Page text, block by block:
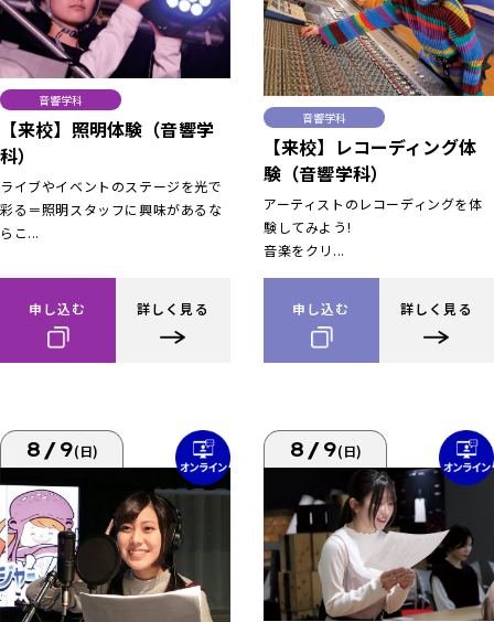
音響学科
【来校】照明体験（音響学
科）
ライブやイベントのステージを光で
彩る＝照明スタッフに興味があるな
らこ...
申し込む 詳しく見る
音響学科
【来校】レコーディング体
験（音響学科）
アーティストのレコーディングを体
験してみよう!
音楽をクリ...
申し込む 詳しく見る
8/9(日) 8/9(日)